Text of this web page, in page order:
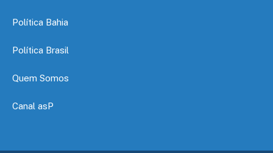
Política Bahia
Política Brasil
Quem Somos
Canal asP